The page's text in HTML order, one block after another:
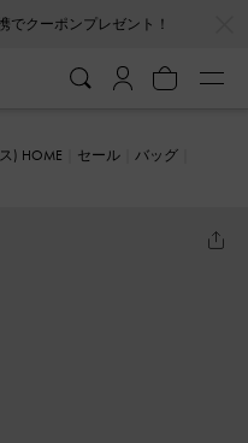
でクーポンプレゼント！
) HOME セール
バッグ